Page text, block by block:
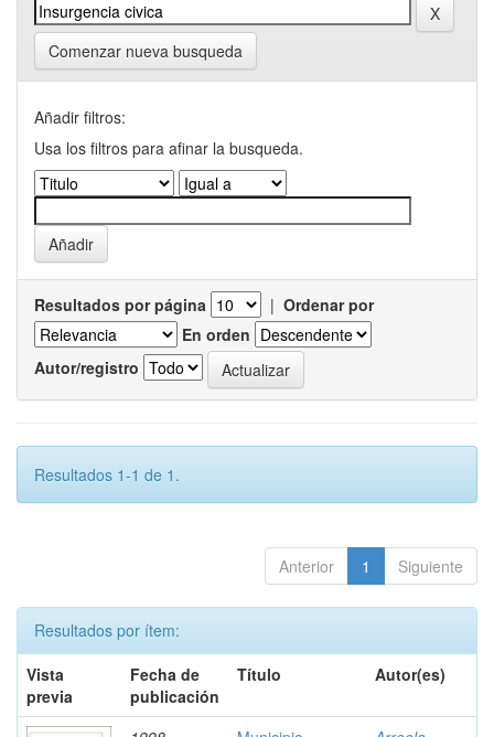
Comenzar nueva busqueda
Añadir filtros:
Usa los filtros para afinar la busqueda.
Resultados por página | Ordenar por
En orden
Autor/registro
Resultados 1-1 de 1.
Anterior 1 Siguiente
Resultados por ítem:
Vista
previa
Fecha de
publicación
Título Autor(es)